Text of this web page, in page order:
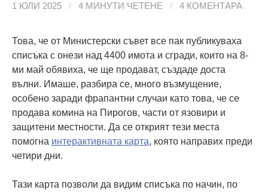
1 ЮЛИ 2025 / 4 МИНУТИ ЧЕТЕНЕ / 4 КОМЕНТАРА
Това, че от Министерски съвет все пак публикуваха
списъка с онези над 4400 имота и сгради, които на 8-
ми май обявиха, че ще продават, създаде доста
вълни. Имаше, разбира се, много възмущение,
особено заради фрапантни случаи като това, че се
продава комина на Пирогов, части от язовири и
защитени местности. Да се открият тези места
помогна интерактивната карта, която направих преди
четири дни.
Тази карта позволи да видим списъка по начин, по